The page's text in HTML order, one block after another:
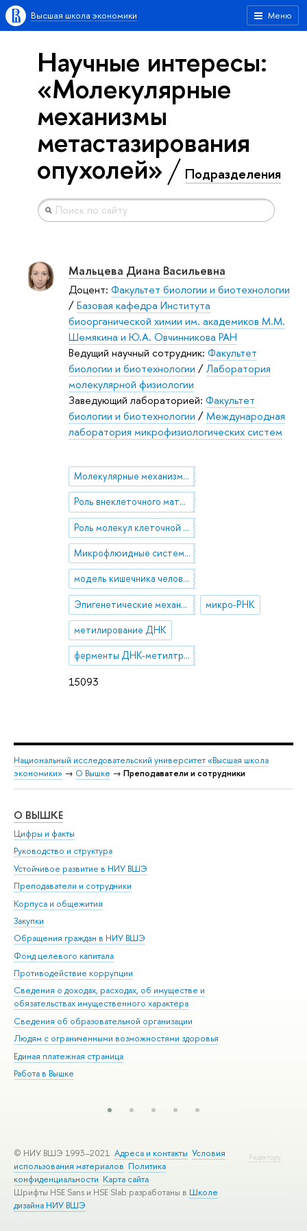
Меню
Высшая школа экономики
Научные интересы:
«Молекулярные
механизмы
метастазирования
опухолей» Подразделения
15093
Мальцева Диана Васильевна
Доцент: Факультет биологии и биотехнологии
/Базовая кафедра Института
биоорганической химии им. академиков М.М.
Шемякина и Ю.А. Овчинникова РАН
Ведущий научный сотрудник: Факультет
биологии и биотехнологии /Лаборатория
молекулярной физиологии
Заведующий лабораторией: Факультет
биологии и биотехнологии /Международная
лаборатория микрофизиологических систем
Молекулярные механизмы метастазирования опухолей
Роль внеклеточного матрикса в процессе метастазирования
Роль молекул клеточной адгезии процессе метастазирования
Микрофлюидные системы типа орган-на-чипе
модель кишечника человека in vitro
Эпигенетические механизмы регуляции экспрессии генов микро-РНК
метилирование ДНК
ферменты ДНК-метилтрансферазы
Национальный исследовательский университет «Высшая школа
экономики» → О Вышке → Преподаватели и сотрудники
О ВЫШКЕ
Цифры и факты
Руководство и структура
Устойчивое развитие в НИУ ВШЭ
Преподаватели и сотрудники
Корпуса и общежития
Закупки
Обращения граждан в НИУ ВШЭ
Фонд целевого капитала
Противодействие коррупции
Сведения о доходах, расходах, об имуществе и
обязательствах имущественного характера
Сведения об образовательной организации
Людям с ограниченными возможностями здоровья
Единая платежная страница
Работа в Вышке
Редактору
© НИУ ВШЭ 1993–2021 Адреса и контакты Условия
использования материалов Политика
конфиденциальности Карта сайта
Шрифты HSE Sans и HSE Slab разработаны в Школе
дизайна НИУ ВШЭ